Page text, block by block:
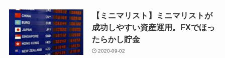
【ミニマリスト】ミニマリストが
成功しやすい資産運用。FXでほっ
たらかし貯金
2020-09-02